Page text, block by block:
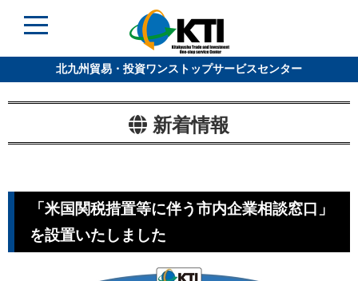
北九州貿易・投資ワンストップサービスセンター
新着情報
「米国関税措置等に伴う市内企業相談窓口」
を設置いたしました